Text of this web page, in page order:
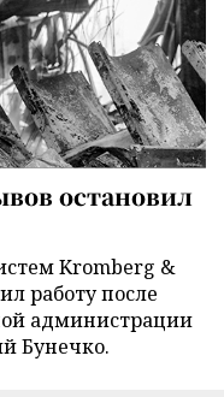
остановил
Kromberg &
работу после
администрации
Бунечко.